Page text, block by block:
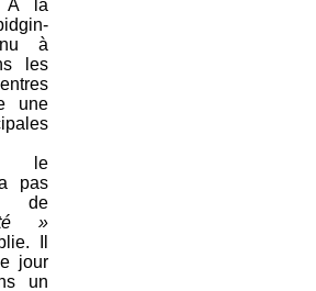
A la
à
les
une
le
pas
de
»
Il
jour
un